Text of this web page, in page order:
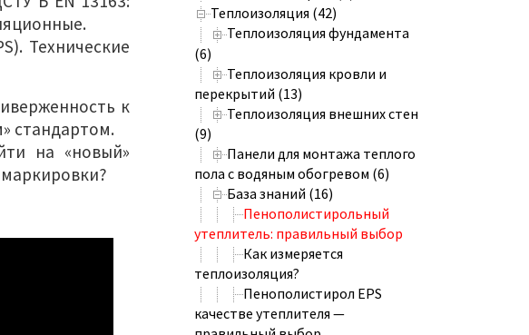
Технические
к
стандартом.
на «новый»
Теплоизоляция (42)
Теплоизоляция фундамента
(6)
Теплоизоляция кровли и
перекрытий (13)
Теплоизоляция внешних стен
(9)
Панели для монтажа теплого
пола с водяным обогревом (6)
База знаний (16)
Пенополистирольный
утеплитель: правильный выбор
Как измеряется
теплоизоляция?
Пенополистирол EPS
качестве утеплителя —